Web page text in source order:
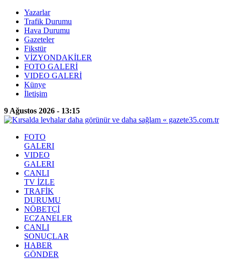
Yazarlar
Trafik Durumu
Hava Durumu
Gazeteler
Fikstür
VİZYONDAKİLER
FOTO GALERİ
VIDEO GALERİ
Künye
İletişim
9 Ağustos 2026 - 13:15
FOTO
GALERI
VIDEO
GALERI
CANLI
TV İZLE
TRAFİK
DURUMU
NÖBETÇİ
ECZANELER
CANLI
SONUÇLAR
HABER
GÖNDER